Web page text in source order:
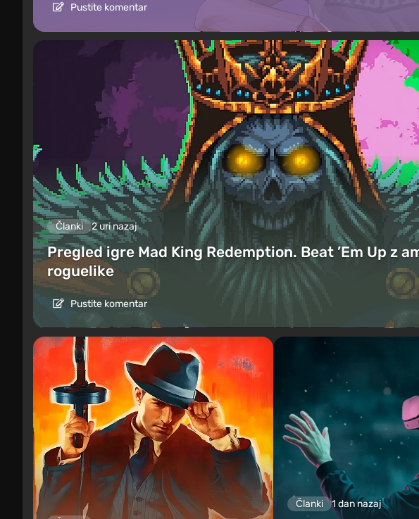
Pustite komentar
Članki 2 uri nazaj
Pregled igre Mad King Redemption. Beat ’Em Up z
roguelike
Pustite komentar
Članki 1 dan nazaj